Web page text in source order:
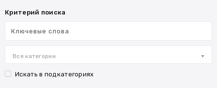
Критерий поиска
Все категории
Искать в подкатегориях